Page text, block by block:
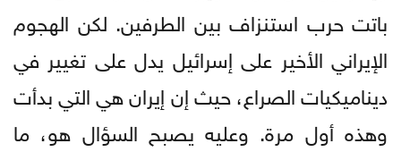
باتت حرب استنزاف بين الطرفين. لكن الهجوم
الإيراني الأخير على إسرائيل يدل على تغيير في
ديناميكيات الصراع، حيث إن إيران هي التي بدأت
وهذه أول مرة. وعليه يصبح السؤال هو، ما